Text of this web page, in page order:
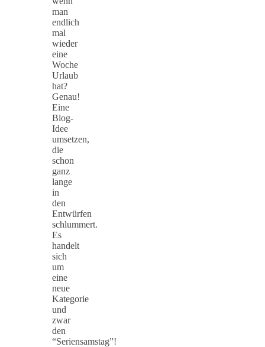
man
endlich
mal
wieder
eine
Woche
Urlaub
hat?
Genau!
Eine
Blog-
Idee
umsetzen,
die
schon
ganz
lange
in
den
Entwürfen
schlummert.
Es
handelt
sich
um
eine
neue
Kategorie
und
zwar
den
“Seriensamstag”!